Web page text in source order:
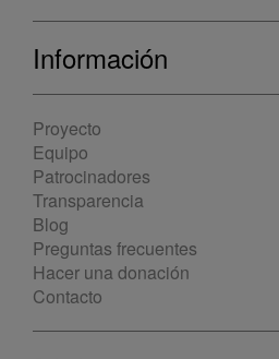
Información
Proyecto
Equipo
Patrocinadores
Transparencia
Blog
Preguntas frecuentes
Hacer una donación
Contacto